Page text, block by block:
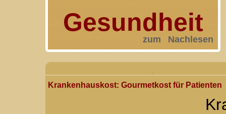
Gesundheit
zum Nachlesen
Krankenhauskost: Gourmetkost für Patienten